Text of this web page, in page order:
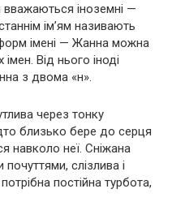
іноземні —
ім’ям називають
імені — Жанна можна
Від нього іноді
з двома «н».
через тонку
близько бере до серця
навколо неї. Сніжана
слізлива і
постійна турбота,